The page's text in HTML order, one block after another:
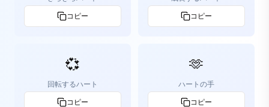
コピー コピー
💞
回転するハート
コピー
🫶
ハートの手
コピー